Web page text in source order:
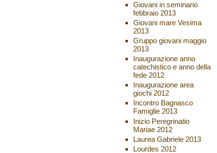
Giovani in seminario
febbraio 2013
Giovani mare Vesima
2013
Gruppo giovani maggio
2013
Inaugurazione anno
catechistico e anno della
fede 2012
Inaugurazione area
giochi 2012
Incontro Bagnasco
Famiglie 2013
Inizio Peregrinatio
Mariae 2012
Laurea Gabriele 2013
Lourdes 2012